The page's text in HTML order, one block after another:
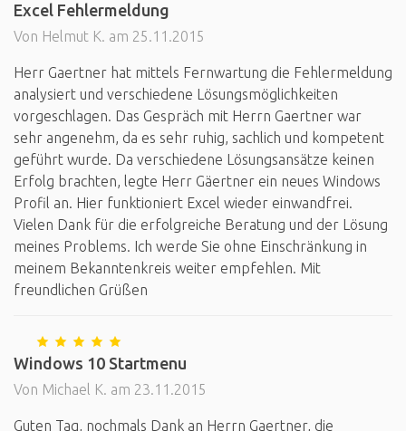
Excel Fehlermeldung
Von Helmut K. am 25.11.2015
Herr Gaertner hat mittels Fernwartung die Fehlermeldung
analysiert und verschiedene Lösungsmöglichkeiten
vorgeschlagen. Das Gespräch mit Herrn Gaertner war
sehr angenehm, da es sehr ruhig, sachlich und kompetent
geführt wurde. Da verschiedene Lösungsansätze keinen
Erfolg brachten, legte Herr Gäertner ein neues Windows
Profil an. Hier funktioniert Excel wieder einwandfrei.
Vielen Dank für die erfolgreiche Beratung und der Lösung
meines Problems. Ich werde Sie ohne Einschränkung in
meinem Bekanntenkreis weiter empfehlen. Mit
freundlichen Grüßen
Windows 10 Startmenu
Von Michael K. am 23.11.2015
Guten Tag, nochmals Dank an Herrn Gaertner, die